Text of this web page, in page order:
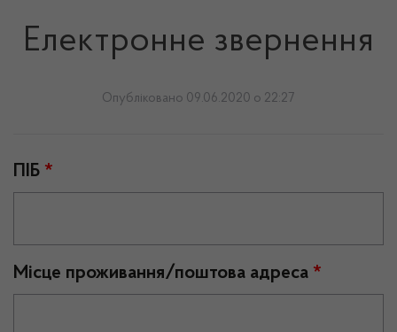
Електронне звернення
Опубліковано 09.06.2020 о 22:27
ПІБ *
Місце проживання/поштова адреса *